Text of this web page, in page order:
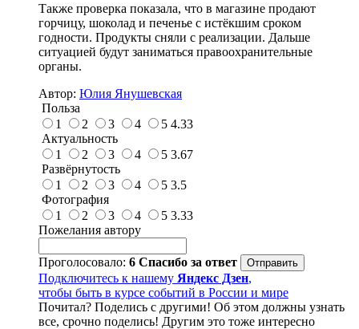
Также проверка показала, что в магазине продают
горчицу, шоколад и печенье с истёкшим сроком
годности. Продукты сняли с реализации. Дальше
ситуацией будут заниматься правоохранительные
органы.
Автор: Юлия Янушевская
Польза
1
2 3 4 5 4.33
Актуальность
1
2 3 4 5 3.67
Развёрнутость
1
2 3 4 5 3.5
Фотография
1
2 3 4 5 3.33
Пожелания автору
Проголосовало: 6 Спасибо за ответ
Подключитесь к нашему Яндекс Дзен,
чтобы быть в курсе событий в России и мире
Почитал? Поделись с другими! Об этом должны узнать
все, срочно поделись! Другим это тоже интересно